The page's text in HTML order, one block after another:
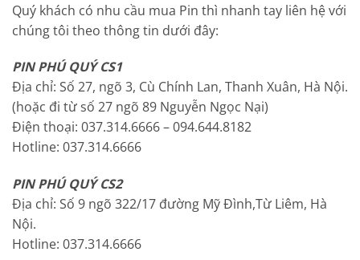
Quý khách có nhu cầu mua Pin thì nhanh tay liên hệ với
chúng tôi theo thông tin dưới đây:
PIN PHÚ QUÝ CS1
Địa chỉ: Số 27, ngõ 3, Cù Chính Lan, Thanh Xuân, Hà Nội.
(hoặc đi từ số 27 ngõ 89 Nguyễn Ngọc Nại)
Điện thoại: 037.314.6666 – 094.644.8182
Hotline: 037.314.6666
PIN PHÚ QUÝ CS2
Địa chỉ: Số 9 ngõ 322/17 đường Mỹ Đình,Từ Liêm, Hà
Nội.
Hotline: 037.314.6666